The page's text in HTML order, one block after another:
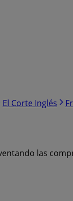
El Corte Inglés
las